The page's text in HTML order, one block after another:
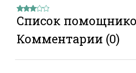
Список
Комментарии (0)